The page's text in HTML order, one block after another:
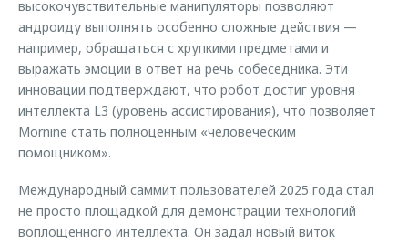
высокочувствительные манипуляторы позволяют
андроиду выполнять особенно сложные действия —
например, обращаться с хрупкими предметами и
выражать эмоции в ответ на речь собеседника. Эти
инновации подтверждают, что робот достиг уровня
интеллекта L3 (уровень ассистирования), что позволяет
Mornine стать полноценным «человеческим
помощником».
Международный саммит пользователей 2025 года стал
не просто площадкой для демонстрации технологий
воплощенного интеллекта. Он задал новый виток